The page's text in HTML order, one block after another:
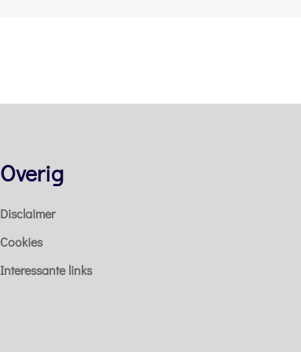
Overig
Disclaimer
Cookies
Interessante links